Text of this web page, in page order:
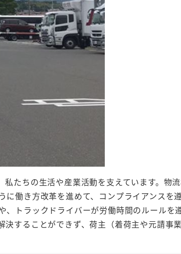
たちの生活や産業活動を支えています。物
働き方改革を進めて、コンプライアンスを
トラックドライバーが労働時間のルールを
することができず、荷主（着荷主や元請事